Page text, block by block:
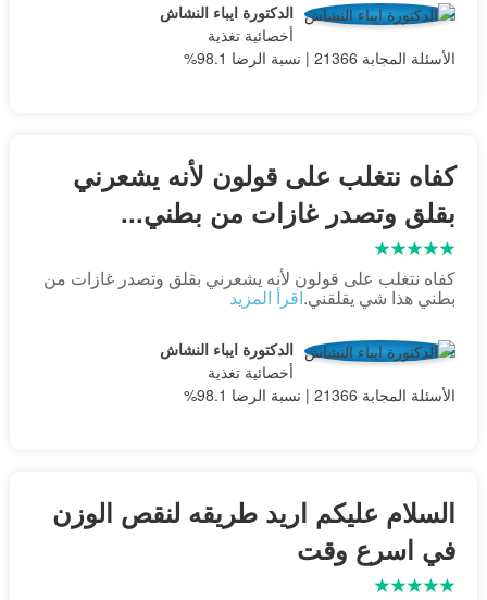
الدكتورة ايباء النشاش
أخصائية تغذية
الأسئلة المجابة 21366 | نسبة الرضا 98.1%
كفاه نتغلب على قولون لأنه يشعرني
بقلق وتصدر غازات من بطني...
كفاه نتغلب على قولون لأنه يشعرني بقلق وتصدر غازات من
بطني هذا شي يقلقني.اقرأ المزيد
الدكتورة ايباء النشاش
أخصائية تغذية
الأسئلة المجابة 21366 | نسبة الرضا 98.1%
السلام عليكم اريد طريقه لنقص الوزن
في اسرع وقت